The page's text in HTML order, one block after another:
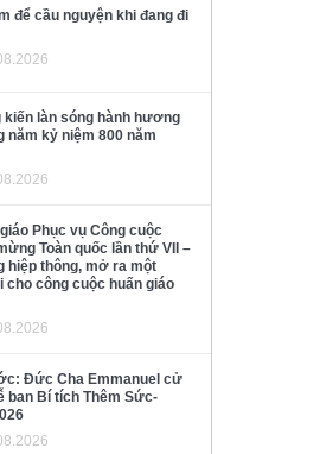
để cầu nguyện khi đang đi
làn sóng hành hương
năm kỷ niệm 800 năm
Phục vụ Công cuộc
Toàn quốc lần thứ VII –
hiệp thông, mở ra một
công cuộc huấn giáo
Đức Cha Emmanuel cử
ban Bí tích Thêm Sức-